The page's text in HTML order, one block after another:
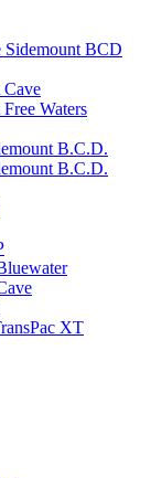
Sidemount BCD
Waters
B.C.D.
B.C.D.
XT